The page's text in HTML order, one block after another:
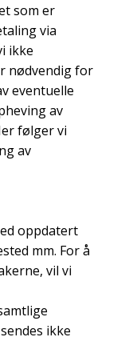
som er
via
ikke
nødvendig for
eventuelle
av
følger vi
av
oppdatert
mm. For å
vil vi
ikke